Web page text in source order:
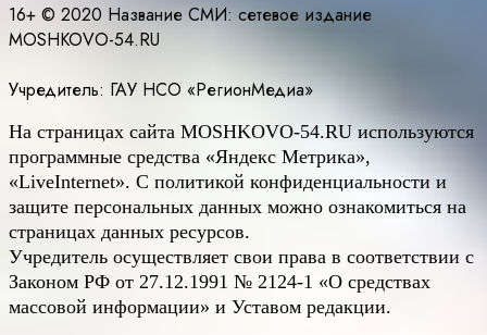
16+ © 2020 Название СМИ: cетевое издание
MOSHKOVO-54.RU
Учредитель: ГАУ НСО «РегионМедиа»
На страницах сайта MOSHKOVO-54.RU используются
программные средства «Яндекс Метрика»,
«LiveInternet». С политикой конфиденциальности и
защите персональных данных можно ознакомиться на
страницах данных ресурсов.
Учредитель осуществляет свои права в соответствии с
Законом РФ от 27.12.1991 № 2124-1 «О средствах
массовой информации» и Уставом редакции.